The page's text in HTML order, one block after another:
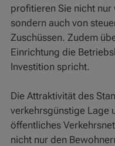
profitieren Sie nicht nur
sondern auch von
Zuschüssen. Zudem
Einrichtung die
Investition spricht.
Die Attraktivität des
verkehrsgünstige Lage
öffentliches
nicht nur den